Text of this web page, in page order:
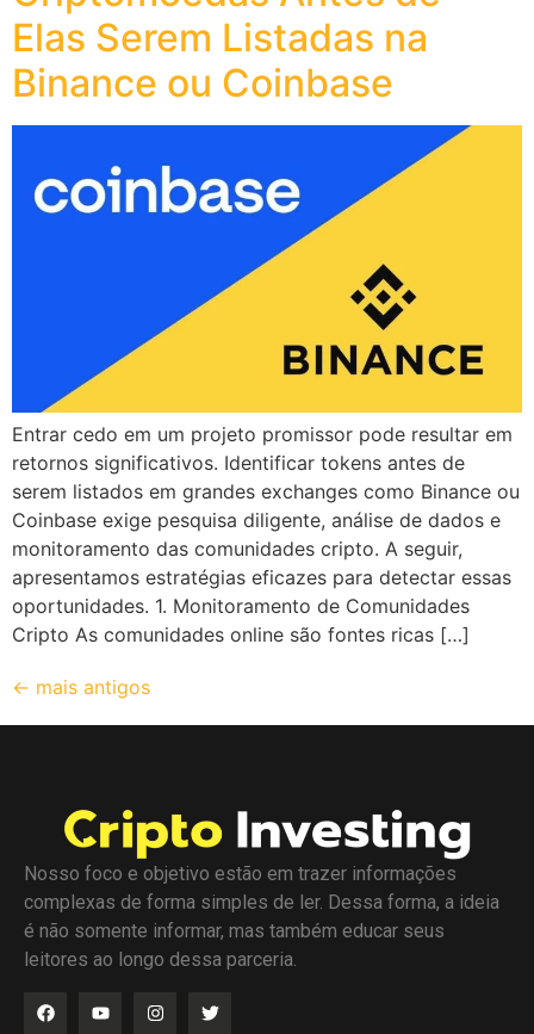
Elas Serem Listadas na
Binance ou Coinbase
Entrar cedo em um projeto promissor pode resultar em
retornos significativos. Identificar tokens antes de
serem listados em grandes exchanges como Binance ou
Coinbase exige pesquisa diligente, análise de dados e
monitoramento das comunidades cripto. A seguir,
apresentamos estratégias eficazes para detectar essas
oportunidades. 1. Monitoramento de Comunidades
Cripto As comunidades online são fontes ricas […]
← mais antigos
Nosso foco e objetivo estão em trazer informações
complexas de forma simples de ler. Dessa forma, a ideia
é não somente informar, mas também educar seus
leitores ao longo dessa parceria.